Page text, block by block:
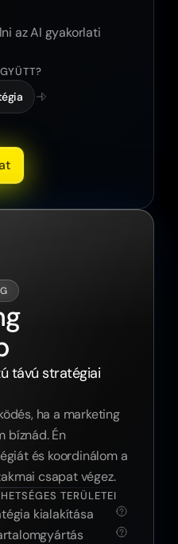
az AI gyakorlati
távú stratégiai
ha a marketing
bíznád. Én
és koordinálom a
csapat végez.
TERÜLETEI
kialakítása